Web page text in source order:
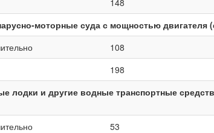
148
моторные суда с мощностью
108
198
лодки и другие водные транспортные
53